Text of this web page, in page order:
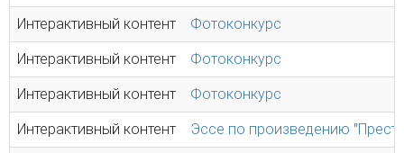
Интерактивный контент Фотоконкурс
Интерактивный контент Фотоконкурс
Интерактивный контент Фотоконкурс
Интерактивный контент Эссе по произведению